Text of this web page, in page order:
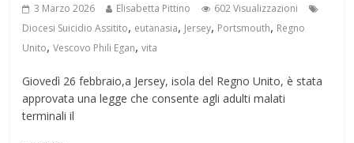
3 Marzo 2026 Elisabetta Pittino
602 Visualizzazioni
Diocesi Suicidio Assitito, eutanasia, Jersey, Portsmouth, Regno
Unito,Vescovo Phili Egan,vita
Giovedì 26 febbraio,a Jersey, isola del Regno Unito, è stata
approvata una legge che consente agli adulti malati
terminali il